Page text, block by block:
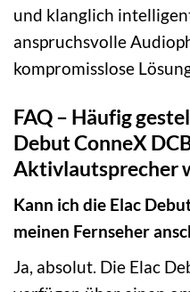
und klanglich
anspruchsvolle
kompromisslose
FAQ – Häufig
Debut ConneX
Aktivlautsprecher
Kann ich die Elac
meinen Fernseher
Ja, absolut. Die Elac